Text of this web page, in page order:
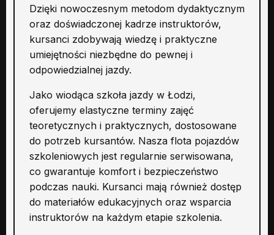
Dzięki nowoczesnym metodom dydaktycznym
oraz doświadczonej kadrze instruktorów,
kursanci zdobywają wiedzę i praktyczne
umiejętności niezbędne do pewnej i
odpowiedzialnej jazdy.
Jako wiodąca szkoła jazdy w Łodzi,
oferujemy elastyczne terminy zajęć
teoretycznych i praktycznych, dostosowane
do potrzeb kursantów. Nasza flota pojazdów
szkoleniowych jest regularnie serwisowana,
co gwarantuje komfort i bezpieczeństwo
podczas nauki. Kursanci mają również dostęp
do materiałów edukacyjnych oraz wsparcia
instruktorów na każdym etapie szkolenia.